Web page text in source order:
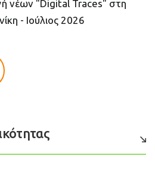
νέων "Digital Traces" στη
- Ιούλιος 2026